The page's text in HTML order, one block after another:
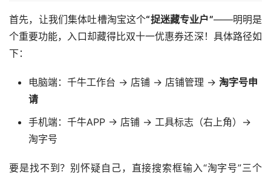
首先，让我们集体吐槽淘宝这个“捉迷藏专业户”——明明是
个重要功能，入口却藏得比双十一优惠券还深！具体路径如
下：
电脑端：千牛工作台 → 店铺 → 店铺管理 → 淘字号申
请
手机端：千牛APP → 店铺 → 工具标志（右上角）→
淘字号
要是找不到？别怀疑自己，直接搜索框输入“淘字号”三个